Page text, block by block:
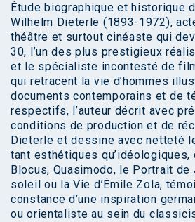
Étude biographique et historique
Wilhelm Dieterle (1893-1972),
théâtre et surtout cinéaste qui
30, l’un des plus prestigieux
et le spécialiste incontesté de
qui retracent la vie d’hommes
documents contemporains et de
respectifs, l’auteur décrit avec
conditions de production et de
Dieterle et dessine avec netteté
tant esthétiques
Blocus, Quasimodo, le Portrait de
soleil ou la Vie d’Émile Zola,
constance d’une inspiration
ou orientaliste au sein du